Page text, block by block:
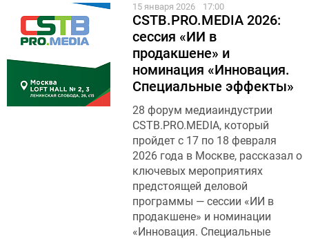
15 января 2026 17:00
CSTB.PRO.MEDIA 2026:
сессия «ИИ в
продакшене» и
номинация «Инновация.
Специальные эффекты»
28 форум медиаиндустрии
CSTB.PRO.MEDIA, который
пройдет с 17 по 18 февраля
2026 года в Москве, рассказал о
ключевых мероприятиях
предстоящей деловой
программы — сессии «ИИ в
продакшене» и номинации
«Инновация. Специальные